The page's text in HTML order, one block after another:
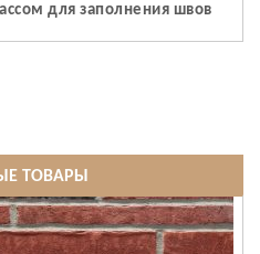
для заполнения швов
ТОВАРЫ